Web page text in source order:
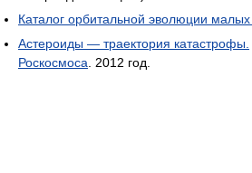
Каталог орбитальной эволюции
Астероиды — траектория катастрофы.
Роскосмоса . 2012 год.